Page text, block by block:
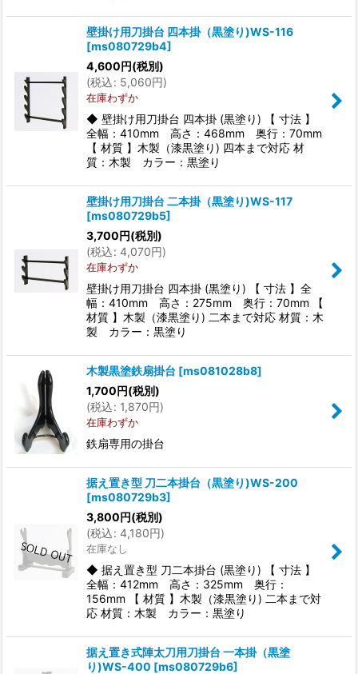
壁掛け用刀掛台 四本掛（黒塗り)WS-116
[ms080729b4]
4,600円(税別)
(税込: 5,060円)
在庫わずか
◆ 壁掛け用刀掛台 四本掛 (黒塗り) 【 寸法 】
全幅：410mm 高さ：468mm 奥行：70mm
【 材質 】木製（漆黒塗り) 四本まで対応 材
質：木製 カラー：黒塗り
壁掛け用刀掛台 二本掛（黒塗り)WS-117
[ms080729b5]
3,700円(税別)
(税込: 4,070円)
在庫わずか
壁掛け用刀掛台 四本掛 (黒塗り) 【 寸法 】全
幅：410mm 高さ：275mm 奥行：70mm 【
材質 】木製（漆黒塗り) 二本まで対応 材質：木
製 カラー：黒塗り
木製黒塗鉄扇掛台 [ms081028b8]
1,700円(税別)
(税込: 1,870円)
在庫わずか
鉄扇専用の掛台
据え置き型 刀二本掛台（黒塗り)WS-200
[ms080729b3]
3,800円(税別)
(税込: 4,180円)
在庫なし
◆ 据え置き型 刀二本掛台 (黒塗り) 【 寸法 】
全幅：412mm 高さ：325mm 奥行：
156mm 【 材質 】木製（漆黒塗り) 二本まで対
応 材質：木製 カラー：黒塗り
据え置き式陣太刀用刀掛台 一本掛（黒塗
り)WS-400 [ms080729b6]